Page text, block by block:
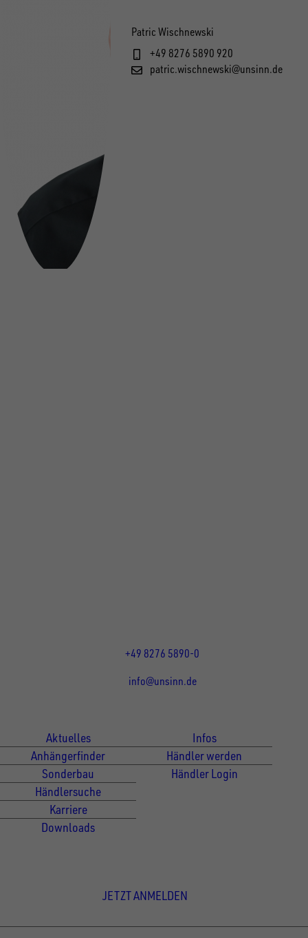
Patric Wischnewski
+49 8276 5890 920
patric.wischnewski@unsinn.de
+49 8276 5890-0
info@unsinn.de
Aktuelles
Anhängerfinder
Sonderbau
Händlersuche
Karriere
Downloads
Infos
Händler werden
Händler Login
JETZT ANMELDEN